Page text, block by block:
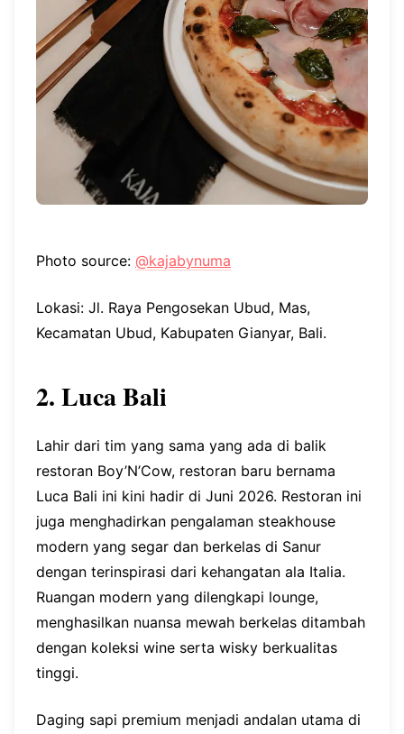
Photo source: @kajabynuma
Lokasi: Jl. Raya Pengosekan Ubud, Mas,
Kecamatan Ubud, Kabupaten Gianyar, Bali.
2. Luca Bali
Lahir dari tim yang sama yang ada di balik
restoran Boy’N’Cow, restoran baru bernama
Luca Bali ini kini hadir di Juni 2026. Restoran ini
juga menghadirkan pengalaman steakhouse
modern yang segar dan berkelas di Sanur
dengan terinspirasi dari kehangatan ala Italia.
Ruangan modern yang dilengkapi lounge,
menghasilkan nuansa mewah berkelas ditambah
dengan koleksi wine serta wisky berkualitas
tinggi.
Daging sapi premium menjadi andalan utama di